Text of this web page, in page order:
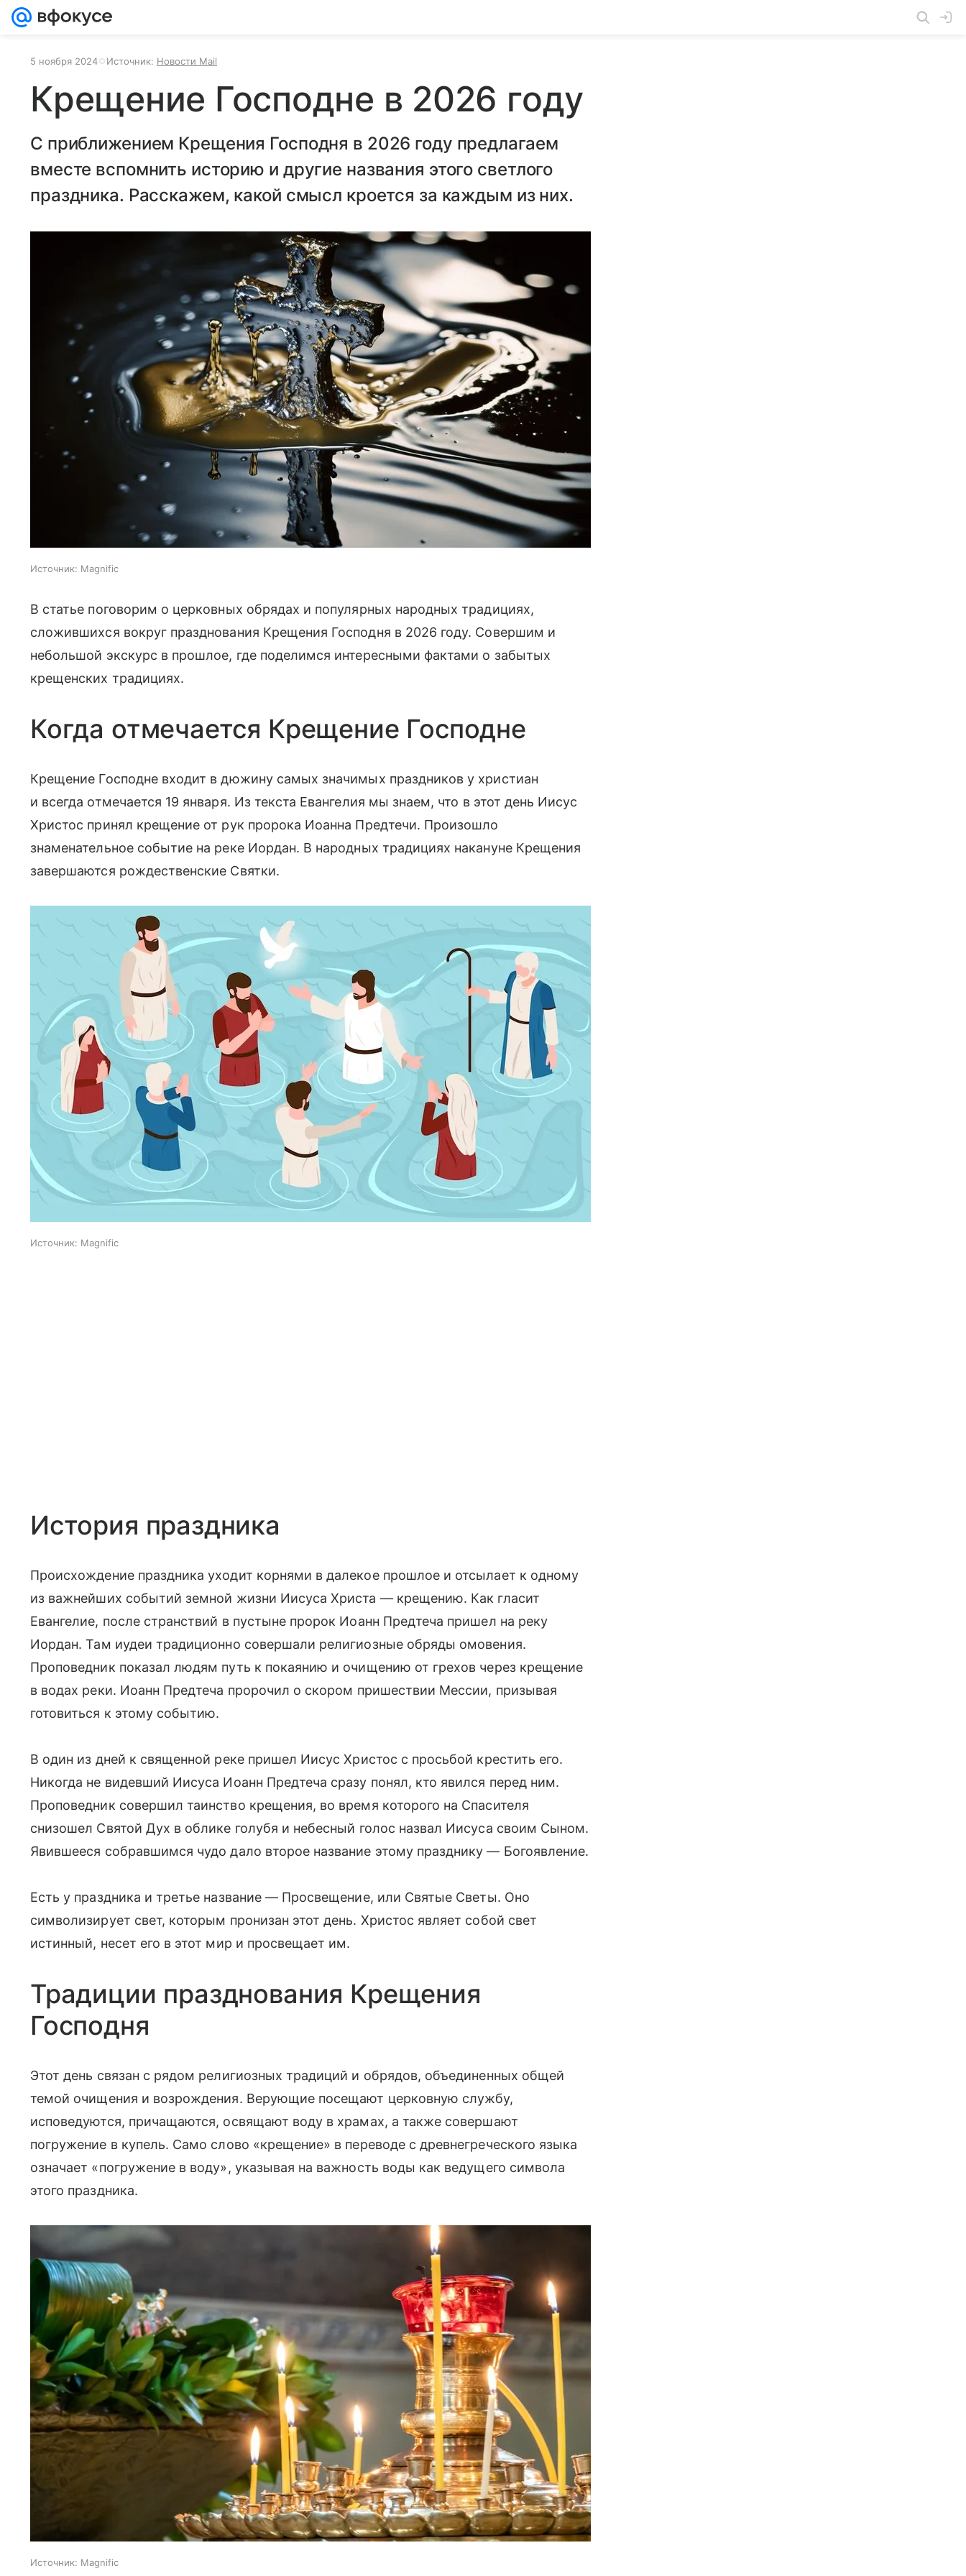
5 ноября 2024 Источник: Новости Mail
Крещение Господне в 2026 году
С приближением Крещения Господня в 2026 году предлагаем
вместе вспомнить историю и другие названия этого светлого
праздника. Расскажем, какой смысл кроется за каждым из них.
Источник: Magnific
В статье поговорим о церковных обрядах и популярных народных традициях,
сложившихся вокруг празднования Крещения Господня в 2026 году. Совершим и
небольшой экскурс в прошлое, где поделимся интересными фактами о забытых
крещенских традициях.
Когда отмечается Крещение Господне
Крещение Господне входит в дюжину самых значимых праздников у христиан
и всегда отмечается 19 января. Из текста Евангелия мы знаем, что в этот день Иисус
Христос принял крещение от рук пророка Иоанна Предтечи. Произошло
знаменательное событие на реке Иордан. В народных традициях накануне Крещения
завершаются рождественские Святки.
Источник: Magnific
История праздника
Происхождение праздника уходит корнями в далекое прошлое и отсылает к одному
из важнейших событий земной жизни Иисуса Христа — крещению. Как гласит
Евангелие, после странствий в пустыне пророк Иоанн Предтеча пришел на реку
Иордан. Там иудеи традиционно совершали религиозные обряды омовения.
Проповедник показал людям путь к покаянию и очищению от грехов через крещение
в водах реки. Иоанн Предтеча пророчил о скором пришествии Мессии, призывая
готовиться к этому событию.
В один из дней к священной реке пришел Иисус Христос с просьбой крестить его.
Никогда не видевший Иисуса Иоанн Предтеча сразу понял, кто явился перед ним.
Проповедник совершил таинство крещения, во время которого на Спасителя
снизошел Святой Дух в облике голубя и небесный голос назвал Иисуса своим Сыном.
Явившееся собравшимся чудо дало второе название этому празднику — Богоявление.
Есть у праздника и третье название — Просвещение, или Святые Светы. Оно
символизирует свет, которым пронизан этот день. Христос являет собой свет
истинный, несет его в этот мир и просвещает им.
Традиции празднования Крещения
Господня
Этот день связан с рядом религиозных традиций и обрядов, объединенных общей
темой очищения и возрождения. Верующие посещают церковную службу,
исповедуются, причащаются, освящают воду в храмах, а также совершают
погружение в купель. Само слово «крещение» в переводе с древнегреческого языка
означает «погружение в воду», указывая на важность воды как ведущего символа
этого праздника.
Источник: Magnific